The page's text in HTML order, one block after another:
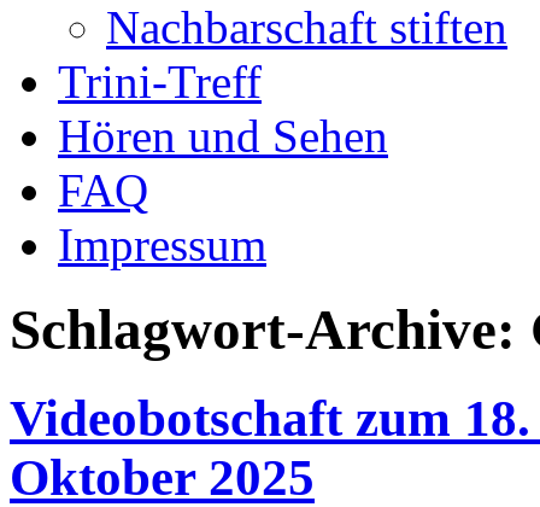
Nachbarschaft stiften
Trini-Treff
Hören und Sehen
FAQ
Impressum
Schlagwort-Archive:
Videobotschaft zum
Oktober 2025